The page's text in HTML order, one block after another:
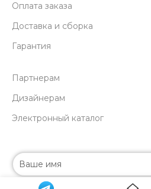
Оплата заказа
Доставка и сборка
Гарантия
Партнерам
Дизайнерам
Электронный каталог